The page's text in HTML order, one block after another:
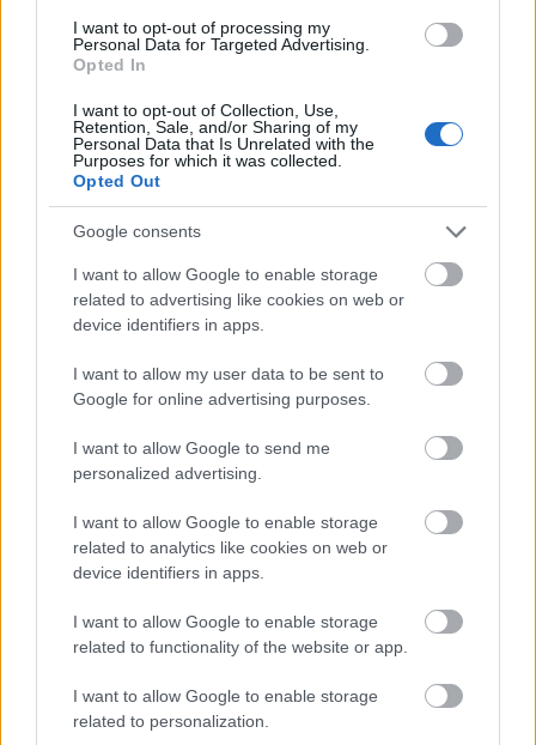
I want to opt-out of processing my
Personal Data for Targeted Advertising.
Opted In
I want to opt-out of Collection, Use,
Retention, Sale, and/or Sharing of my
Personal Data that Is Unrelated with the
Purposes for which it was collected.
Opted Out
Google consents
I want to allow Google to enable storage
related to advertising like cookies on web or
device identifiers in apps.
I want to allow my user data to be sent to
Google for online advertising purposes.
I want to allow Google to send me
personalized advertising.
I want to allow Google to enable storage
related to analytics like cookies on web or
device identifiers in apps.
I want to allow Google to enable storage
related to functionality of the website or app.
I want to allow Google to enable storage
related to personalization.